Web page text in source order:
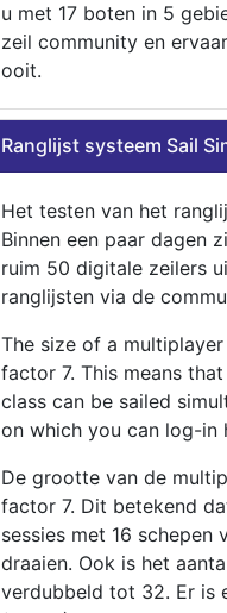
u met 17 boten in 5
zeil community en
ooit.
Ranglijst systeem Sail
Het testen van het
Binnen een paar dagen
ruim 50 digitale zeilers
ranglijsten via de
The size of a
factor 7. This means
class can be sailed
on which you can log-in
De grootte van de
factor 7. Dit betekend
sessies met 16
draaien. Ook is het
verdubbeld tot 32. Er is